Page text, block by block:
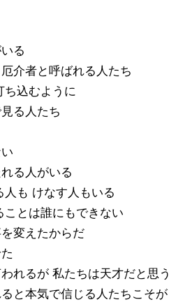
る
介者と呼ばれる人たち
ち込むように
る人たち
る人がいる
人も けなす人もいる
ことは誰にもできない
変えたからだ
れるが 私たちは天才だと思う
と本気で信じる人たちこそが